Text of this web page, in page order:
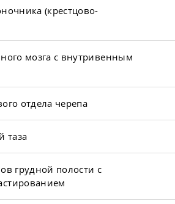
(крестцово-
мозга с внутривенным
отдела черепа
таза
грудной полости с